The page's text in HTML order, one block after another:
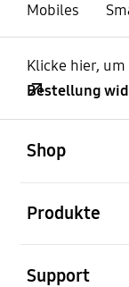
Mobiles
Klicke hier,
Bestellung
Shop
Produkte
Support